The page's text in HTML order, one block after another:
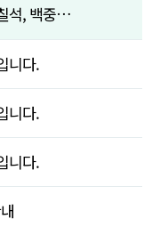
석, 백중…
니다.
니다.
니다.